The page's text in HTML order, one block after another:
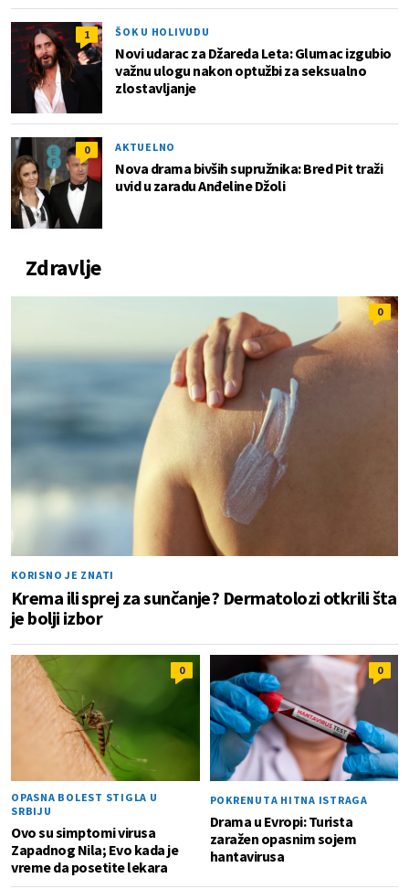
1 ŠOK U HOLIVUDU
Novi udarac za Džareda Leta: Glumac izgubio
važnu ulogu nakon optužbi za seksualno
zlostavljanje
0 AKTUELNO
Nova drama bivših supružnika: Bred Pit traži
uvid u zaradu Anđeline Džoli
Zdravlje
0
KORISNO JE ZNATI
Krema ili sprej za sunčanje? Dermatolozi otkrili šta
je bolji izbor
0
OPASNA BOLEST STIGLA U
SRBIJU
Ovo su simptomi virusa
Zapadnog Nila; Evo kada je
vreme da posetite lekara
0
POKRENUTA HITNA ISTRAGA
Drama u Evropi: Turista
zaražen opasnim sojem
hantavirusa